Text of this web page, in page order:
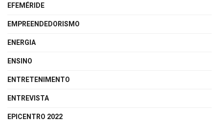
EFEMÉRIDE
EMPREENDEDORISMO
ENERGIA
ENSINO
ENTRETENIMENTO
ENTREVISTA
EPICENTRO 2022